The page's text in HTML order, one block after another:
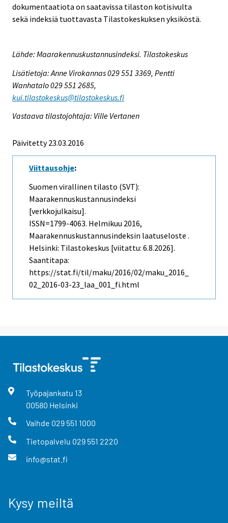
dokumentaatiota on saatavissa tilaston kotisivulta
sekä indeksiä tuottavasta Tilastokeskuksen yksiköstä.
Lähde: Maarakennuskustannusindeksi. Tilastokeskus
Lisätietoja: Anne Virokannas 029 551 3369, Pentti
Wanhatalo 029 551 2685,
kui.tilastokeskus@tilastokeskus.fi
Vastaava tilastojohtaja: Ville Vertanen
Päivitetty 23.03.2016
Viittausohje:
Suomen virallinen tilasto (SVT):
Maarakennuskustannusindeksi
[verkkojulkaisu].
ISSN=1799-4063. Helmikuu 2016,
Maarakennuskustannusindeksin laatuseloste .
Helsinki: Tilastokeskus [viitattu: 6.8.2026].
Saantitapa:
https://stat.fi/til/maku/2016/02/maku_2016_
02_2016-03-23_laa_001_fi.html
Työpajankatu 13
00580 Helsinki
Vaihde 029 551 1000
Tietopalvelu 029 551 2220
info@stat.fi
Kysy meiltä